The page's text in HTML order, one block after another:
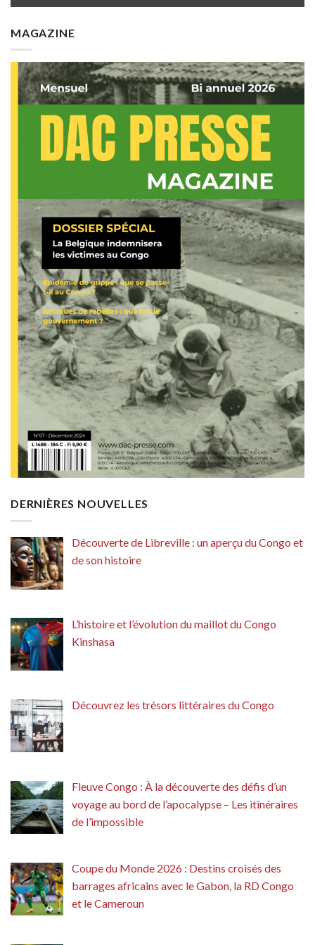
MAGAZINE
DERNIÈRES NOUVELLES
Découverte de Libreville : un aperçu du Congo et
de son histoire
L’histoire et l’évolution du maillot du Congo
Kinshasa
Découvrez les trésors littéraires du Congo
Fleuve Congo : À la découverte des défis d’un
voyage au bord de l’apocalypse – Les itinéraires
de l’impossible
Coupe du Monde 2026 : Destins croisés des
barrages africains avec le Gabon, la RD Congo
et le Cameroun